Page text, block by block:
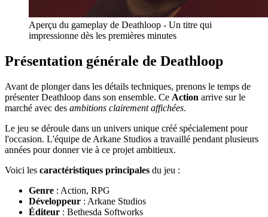
Aperçu du gameplay de Deathloop - Un titre qui
impressionne dès les premières minutes
Présentation générale de Deathloop
Avant de plonger dans les détails techniques, prenons le temps de
présenter Deathloop dans son ensemble. Ce Action arrive sur le
marché avec des ambitions clairement affichées.
Le jeu se déroule dans un univers unique créé spécialement pour
l'occasion. L'équipe de Arkane Studios a travaillé pendant plusieurs
années pour donner vie à ce projet ambitieux.
Voici les caractéristiques principales du jeu :
Genre : Action, RPG
Développeur : Arkane Studios
Éditeur : Bethesda Softworks